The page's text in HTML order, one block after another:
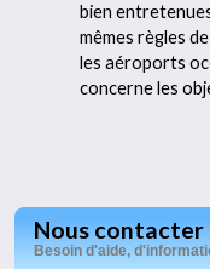
bien
mêmes règles
les aéroports
concerne les
Nous contacter
Besoin d'aide,